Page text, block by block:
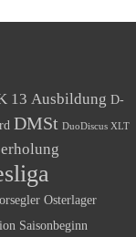
13 Ausbildung D-
DMSt DuoDiscus XLT
Osterlager
Saisonbeginn